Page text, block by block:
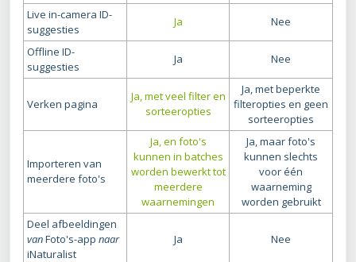
Live in-camera ID-
suggesties
Ja Nee
Offline ID-
suggesties
Ja Nee
Verken pagina
Ja, met veel filter en
sorteeropties
Ja, met beperkte
filteropties en geen
sorteeropties
Importeren van
meerdere foto's
Ja, en foto's
kunnen in batches
worden bewerkt tot
meerdere
waarnemingen
Ja, maar foto's
kunnen slechts
voor één
waarneming
worden gebruikt
Deel afbeeldingen
vanFoto's-app naar
iNaturalist
Ja Nee